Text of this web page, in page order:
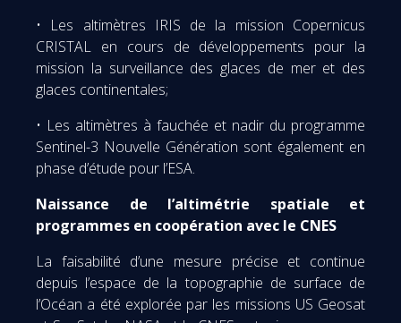
• Les altimètres IRIS de la mission Copernicus
CRISTAL en cours de développements pour la
mission la surveillance des glaces de mer et des
glaces continentales;
• Les altimètres à fauchée et nadir du programme
Sentinel-3 Nouvelle Génération sont également en
phase d’étude pour l’ESA.
Naissance de l’altimétrie spatiale et
programmes en coopération avec le CNES
La faisabilité d’une mesure précise et continue
depuis l’espace de la topographie de surface de
l’Océan a été explorée par les missions US Geosat